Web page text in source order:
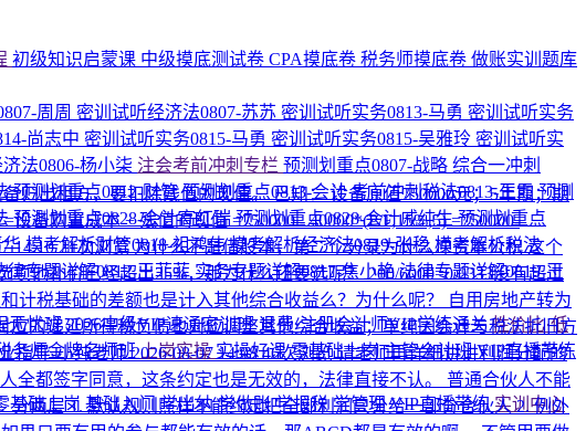
初级知识启蒙课 中级摸底测试卷 CPA摸底卷 税务师摸底卷 做账实训题库
周周 密训试听经济法0807-苏苏 密训试听实务0813-马勇 密训试听实务
尚志中 密训试听实务0815-马勇 密训试听实务0815-吴雅玲 密训试听实
法0806-杨小柒 注会考前冲刺专栏 预测划重点0807-战略 综合一冲刺
预测划重点0812-财管预测划重点0813-会计考前冲刺税法0813-王霞预测
预测划重点0828-会计高红瑞预测划重点0828-会计戚纯生预测划重点
华模考解析财管0818-祖鸿伟模考解析经济法0819-张稳模考解析税法
律专题详解0812-王菲菲 实务专题详解0817-焦小艳法律专题详解0819-王
无忧班2026中级VIP速通密训班退费·注册会计师VIP学练通关性价比·低
务师金牌名师班上岗实操实操好课零基础上岗主管会计班VIP直播带练
基础上岗 基础入门学出纳学做账学报税学管理VIP直播带练实训中心
归出租方，要扣除残值的现值。 已知： 设备原值750000元；5年期；期
备购置成本 − 残值的现值 =750000 - 40000*(P/F,15%,5) =750000-
14:1021次浏览为什么不是借股本，第二个分录为什么冲资本公积这个
项他补价已经超出25%，那为什么还要选呢？200/6000=0.0333没有超过
计税基础的差额也是计入其他综合收益么？为什么呢？
自用房地产转为
的递延所得税负债也对应调整其他综合收益；单纯因会计与税法折旧方
指导-小纯老师2026-08-07 14:0846次浏览请老师再详细讲讲利润分配的
全都签字同意，这条约定也是无效的，法律直接不认。 普通合伙人不能
两层 1. 默认规则照样不能约定把全部利润只分给一部分合伙人 2. 例外